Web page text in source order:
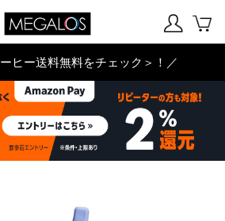
ヒー送料無料をチェック＞！／